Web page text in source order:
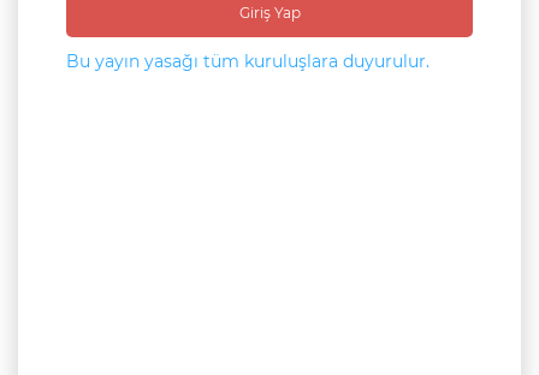
Giriş Yap
Bu yayın yasağı tüm kuruluşlara duyurulur.